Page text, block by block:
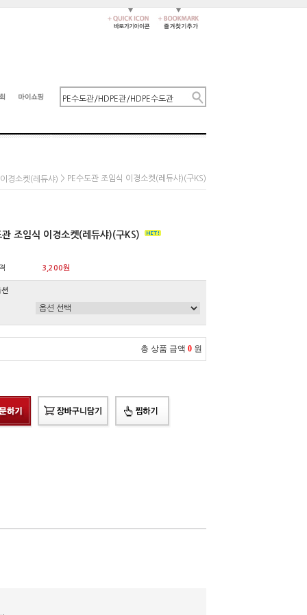
이경소켓(레듀샤) > PE수도관 조임식 이경소켓(레듀샤)(구KS)
관 조임식 이경소켓(레듀샤)(구KS)
3,200원
션
총 상품 금액 0 원